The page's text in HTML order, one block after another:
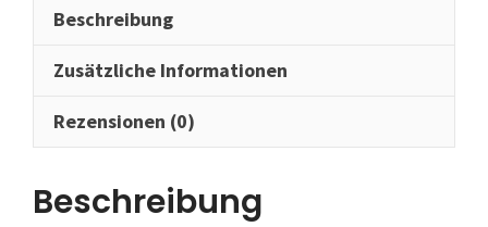
Beschreibung
Zusätzliche Informationen
Rezensionen (0)
Beschreibung